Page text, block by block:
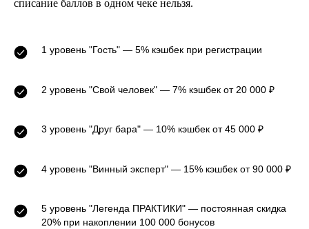
списание баллов в одном чеке нельзя.
1 уровень "Гость" — 5% кэшбек при регистрации
2 уровень "Свой человек" — 7% кэшбек от 20 000 ₽
3 уровень "Друг бара" — 10% кэшбек от 45 000 ₽
4 уровень "Винный эксперт" — 15% кэшбек от 90 000 ₽
5 уровень "Легенда ПРАКТИКИ" — постоянная скидка
20% при накоплении 100 000 бонусов